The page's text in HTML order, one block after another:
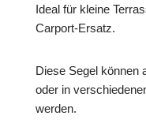
Ideal für kleine
Carport-Ersatz.
Diese Segel können
oder in
werden.